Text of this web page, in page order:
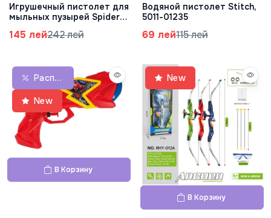
Игрушечный пистолет для
мыльных пузырей Spider-
145 лей242 лей
Водяной пистолет Stitch,
5011-01235
69 лей115 лей
Распродажа
New
В Корзину
New
В Корзину